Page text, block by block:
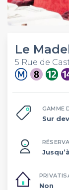
Le
5 Rue de
GAMME
Sur
Non